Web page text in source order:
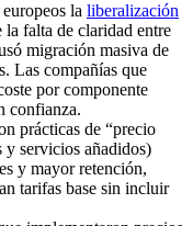
la liberalización
la falta de claridad entre
migración masiva de
Las compañías que
por componente
confianza.
prácticas de “precio
servicios añadidos)
y mayor retención,
tarifas base sin incluir